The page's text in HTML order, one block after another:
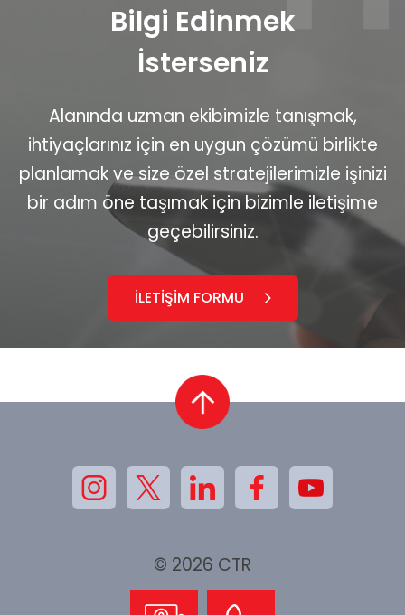
Bilgi Edinmek
İsterseniz
Alanında uzman ekibimizle tanışmak,
ihtiyaçlarınız için en uygun çözümü birlikte
planlamak ve size özel stratejilerimizle işinizi
bir adım öne taşımak için bizimle iletişime
geçebilirsiniz.
İLETİŞİM FORMU
© 2026 CTR